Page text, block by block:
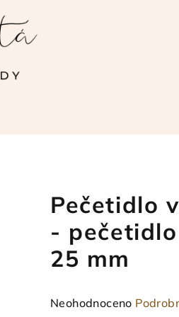
Pečetidlo
-
25 mm
Průměrné
Neohodnoceno